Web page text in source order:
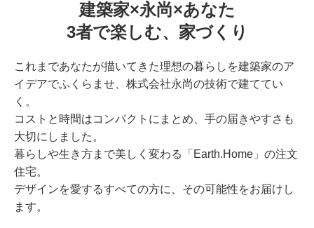
建築家×永尚×あなた
3者で楽しむ、家づくり
これまであなたが描いてきた理想の暮らしを建築家のア
イデアでふくらませ、株式会社永尚の技術で建ててい
く。
コストと時間はコンパクトにまとめ、手の届きやすさも
大切にしました。
暮らしや生き方まで美しく変わる「Earth.Home」の注文
住宅。
デザインを愛するすべての方に、その可能性をお届けし
ます。